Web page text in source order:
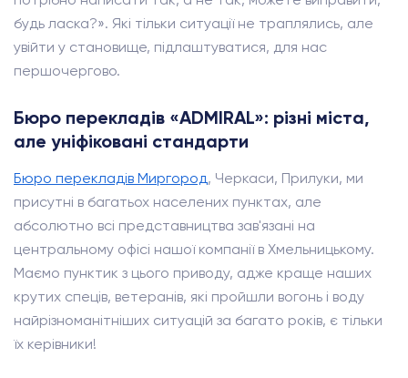
будь ласка?». Які тільки ситуації не траплялись, але
увійти у становище, підлаштуватися, для нас
першочергово.
Бюро перекладів «ADMIRAL»: різні міста,
але уніфіковані стандарти
Бюро перекладів Миргород, Черкаси, Прилуки, ми
присутні в багатьох населених пунктах, але
абсолютно всі представництва зав'язані на
центральному офісі нашої компанії в Хмельницькому.
Маємо пунктик з цього приводу, адже краще наших
крутих спеців, ветеранів, які пройшли вогонь і воду
найрізноманітніших ситуацій за багато років, є тільки
їх керівники!